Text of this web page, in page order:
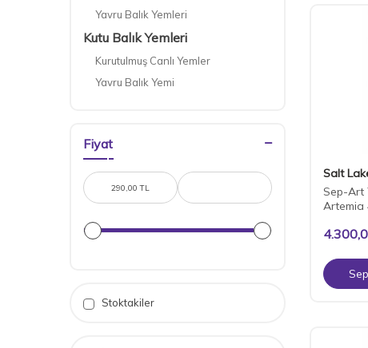
Yavru Balık Yemleri
Kutu Balık Yemleri
Kurutulmuş Canlı Yemler
Yavru Balık Yemi
Fiyat
Stoktakiler
Salt
Sep-Art
Artemia